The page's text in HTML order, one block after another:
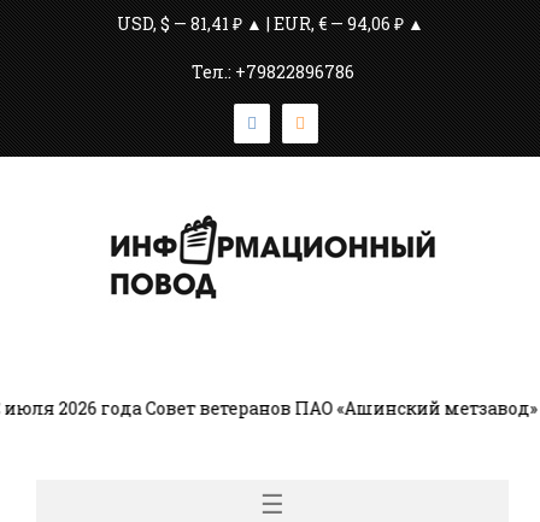
USD, $ — 81,41 ₽ ▲ | EUR, € — 94,06 ₽ ▲
Тел.: +79822896786
2026 года Совет ветеранов ПАО «Ашинский метзавод»
☰